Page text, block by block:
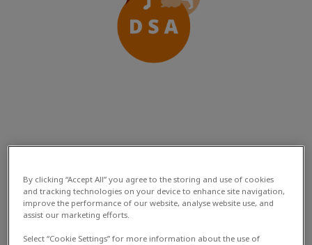
De angst en paniek die honden ervaren bij de onverwachte
harde knallen en felle lichtflitsen tijdens Oud en Nieuw,
maakt van vuurwerk één van de grootste stressveroorzakers!
By clicking “Accept All” you agree to the storing and use of cookies
and tracking technologies on your device to enhance site navigation,
improve the performance of our website, analyse website use, and
assist our marketing efforts.
Select “Cookie Settings” for more information about the use of